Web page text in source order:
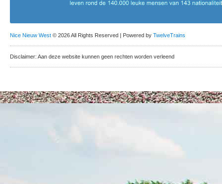
Nice Nieuw West © 2026 All Rights Reserved | Powered by TwelveTrains
Disclaimer: Aan deze website kunnen geen rechten worden verleend